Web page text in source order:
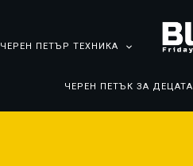
ЧЕРЕН ПЕТЪР ТЕХНИКА
ЧЕРЕН ПЕТЪК ЗА ДЕЦАТА